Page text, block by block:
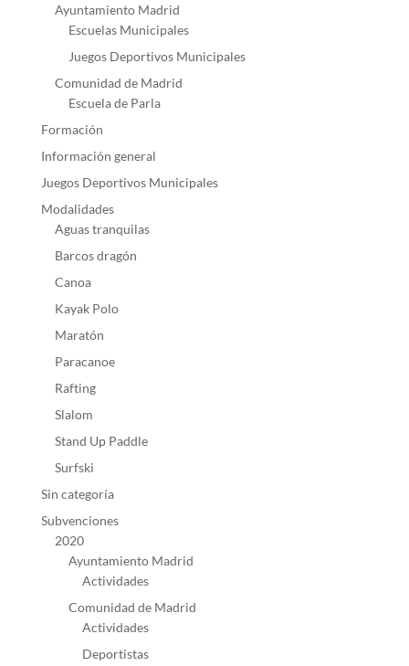
Ayuntamiento Madrid
Escuelas Municipales
Juegos Deportivos Municipales
Comunidad de Madrid
Escuela de Parla
Formación
Información general
Juegos Deportivos Municipales
Modalidades
Aguas tranquilas
Barcos dragón
Canoa
Kayak Polo
Maratón
Paracanoe
Rafting
Slalom
Stand Up Paddle
Surfski
Sin categoría
Subvenciones
2020
Ayuntamiento Madrid
Actividades
Comunidad de Madrid
Actividades
Deportistas